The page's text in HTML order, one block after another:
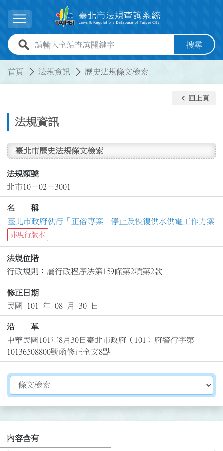
展開選單
全站查詢關鍵字欄位 搜尋
首頁 法規資訊 歷史法規條文檢索
法規資訊
keyboard_arrow_left 回上頁
臺北市歷史法規條文檢索
法規類號
北市10－02－3001
名 稱
臺北市政府執行「正俗專案」停止及恢復供水供電工作方案
非現行版本
法規位階
行政規則：屬行政程序法第159條第2項第2款
修正日期
民國 101 年 08 月 30 日
沿 革
中華民國101年8月30日臺北市政府（101）府警行字第
10136508800號函修正全文8點
切換選擇法規資訊內容
內容含有